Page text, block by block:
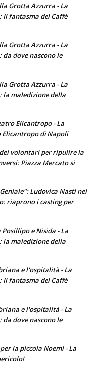
Grotta Azzurra - La
Il fantasma del Caffè
Grotta Azzurra - La
da dove nascono le
Grotta Azzurra - La
la maledizione della
Elicantropo - La
Elicantropo di Napoli
volontari per ripulire la
Piazza Mercato si
Ludovica Nasti nei
riaprono i casting per
e Nisida - La
la maledizione della
e l'ospitalità - La
Il fantasma del Caffè
e l'ospitalità - La
da dove nascono le
la piccola Noemi - La